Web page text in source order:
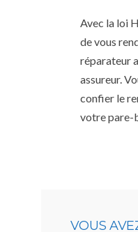
Avec la loi
de vous
réparateur
assureur.
confier le
votre pare-
VOUS